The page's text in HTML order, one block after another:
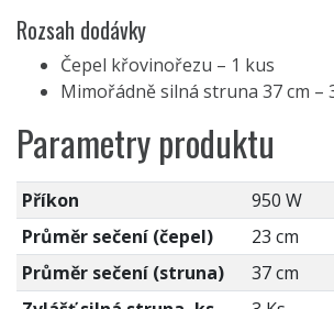
Rozsah dodávky
Čepel křovinořezu – 1 kus
Mimořádně silná struna 37 cm –
Parametry produktu
Příkon
950 W
Průměr sečení (čepel)
23 cm
Průměr sečení (struna)
37 cm